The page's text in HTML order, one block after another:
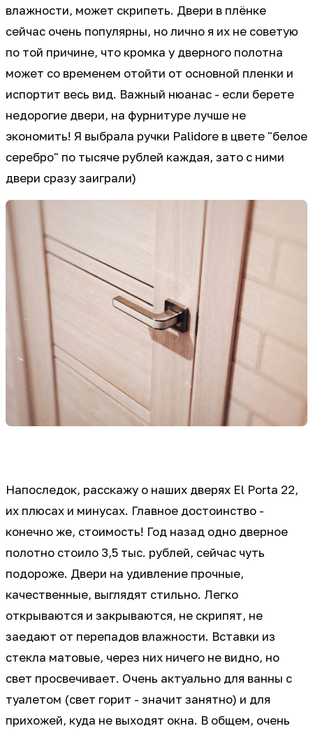
влажности, может скрипеть. Двери в плёнке
сейчас очень популярны, но лично я их не советую
по той причине, что кромка у дверного полотна
может со временем отойти от основной пленки и
испортит весь вид. Важный нюанас - если берете
недорогие двери, на фурнитуре лучше не
экономить! Я выбрала ручки Palidore в цвете "белое
серебро" по тысяче рублей каждая, зато с ними
двери сразу заиграли)
Напоследок, расскажу о наших дверях El Porta 22,
их плюсах и минусах. Главное достоинство -
конечно же, стоимость! Год назад одно дверное
полотно стоило 3,5 тыс. рублей, сейчас чуть
подороже. Двери на удивление прочные,
качественные, выглядят стильно. Легко
открываются и закрываются, не скрипят, не
заедают от перепадов влажности. Вставки из
стекла матовые, через них ничего не видно, но
свет просвечивает. Очень актуально для ванны с
туалетом (свет горит - значит занятно) и для
прихожей, куда не выходят окна. В общем, очень